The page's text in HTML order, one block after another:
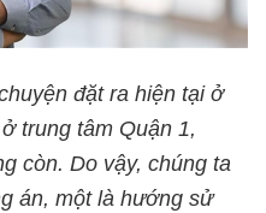
đặt ra hiện tại ở
trung tâm Quận 1,
còn. Do vậy, chúng ta
án, một là hướng sử